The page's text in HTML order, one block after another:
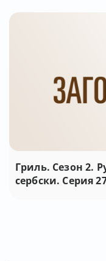
Гриль. Сезон 2.
сербски. Серия